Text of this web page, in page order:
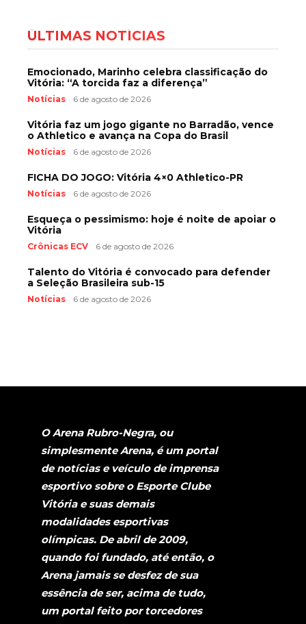
ÚLTIMAS NOTÍCIAS
Emocionado, Marinho celebra classificação do
Vitória: “A torcida faz a diferença”
Notícias 6 de agosto de 2026
Vitória faz um jogo gigante no Barradão, vence
o Athletico e avança na Copa do Brasil
Notícias 6 de agosto de 2026
FICHA DO JOGO: Vitória 4×0 Athletico-PR
Notícias 6 de agosto de 2026
Esqueça o pessimismo: hoje é noite de apoiar o
Vitória
Crônicas ECV 6 de agosto de 2026
Talento do Vitória é convocado para defender
a Seleção Brasileira sub-15
Notícias 6 de agosto de 2026
O Arena Rubro-Negra, ou
simplesmente Arena, é um portal
de notícias e veículo de imprensa
esportivo sobre o Esporte Clube
Vitória e suas demais
modalidades esportivas
olímpicas. De abril de 2009,
quando foi fundado, até então, o
Arena jamais se desfez de sua
essência de ser, acima de tudo,
um portal feito por torcedores